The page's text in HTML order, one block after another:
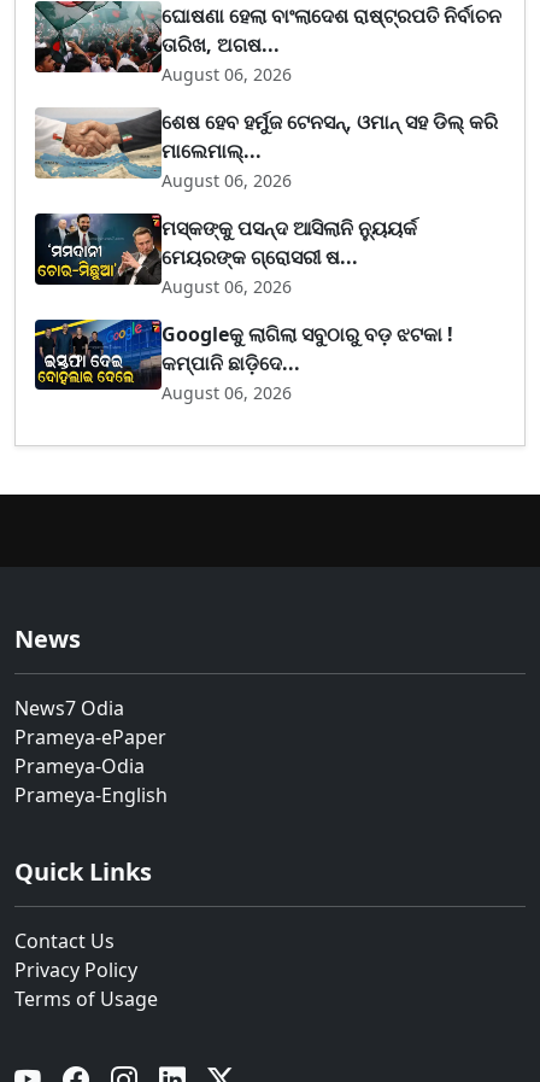
ଘୋଷଣା ହେଲା ବାଂଲାଦେଶ ରାଷ୍ଟ୍ରପତି ନିର୍ବାଚନ
ତାରିଖ, ଅଗଷ...
August 06, 2026
ଶେଷ ହେବ ହର୍ମୁଜ ଟେନସନ୍, ଓମାନ୍ ସହ ଡିଲ୍ କରି
ମାଲେମାଲ୍...
August 06, 2026
ମସ୍କଙ୍କୁ ପସନ୍ଦ ଆସିଲାନି ନ୍ୟୁୟର୍କ
ମେୟରଙ୍କ ଗ୍ରୋସରୀ ଷ...
August 06, 2026
Googleକୁ ଲାଗିଲା ସବୁଠାରୁ ବଡ଼ ଝଟକା !
କମ୍ପାନି ଛାଡ଼ିଦେ...
August 06, 2026
News
News7 Odia
Prameya-ePaper
Prameya-Odia
Prameya-English
Quick Links
Contact Us
Privacy Policy
Terms of Usage
YouTube Facebook Instagram Linkedin